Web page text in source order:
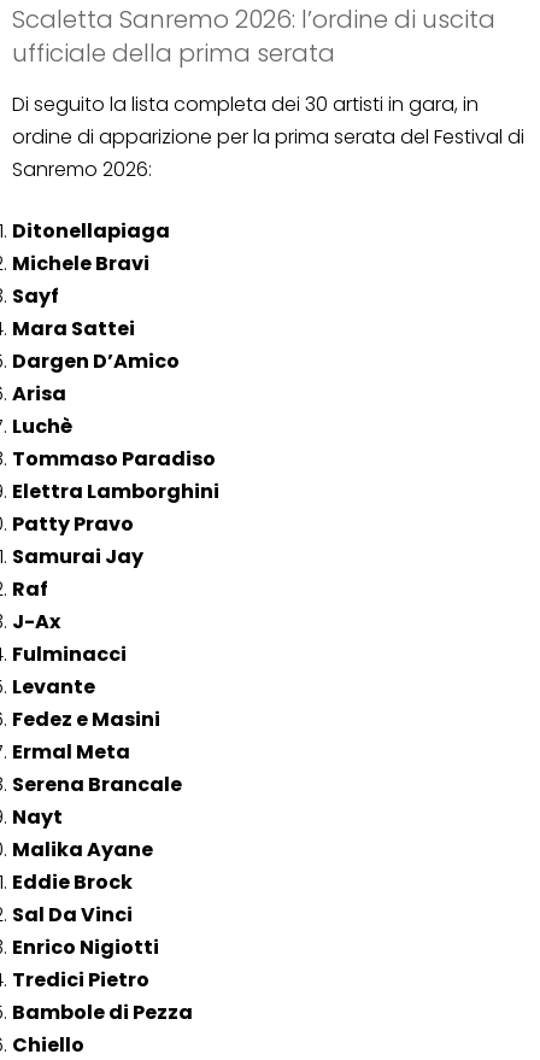
Scaletta Sanremo 2026: l’ordine di uscita
ufficiale della prima serata
Di seguito la lista completa dei 30 artisti in gara, in
ordine di apparizione per la prima serata del Festival di
Sanremo 2026:
Ditonellapiaga
Michele Bravi
Sayf
Mara Sattei
Dargen D’Amico
Arisa
Luchè
Tommaso Paradiso
Elettra Lamborghini
Patty Pravo
Samurai Jay
Raf
J-Ax
Fulminacci
Levante
Fedez e Masini
Ermal Meta
Serena Brancale
Nayt
Malika Ayane
Eddie Brock
Sal Da Vinci
Enrico Nigiotti
Tredici Pietro
Bambole di Pezza
Chiello